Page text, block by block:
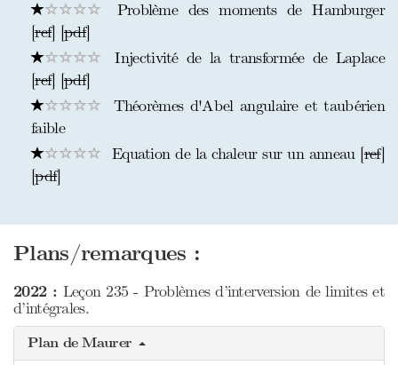
Problème des moments de Hamburger
[ref] [pdf]
Injectivité de la transformée de Laplace
[ref] [pdf]
Théorèmes d'Abel angulaire et taubérien
faible
Equation de la chaleur sur un anneau [ref]
[pdf]
Plans/remarques :
2022 : Leçon 235 - Problèmes d’interversion de limites et
d’intégrales.
Plan de Maurer